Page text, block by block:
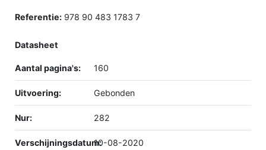
Referentie: 978 90 483 1783 7
Datasheet
Aantal pagina's: 160
Uitvoering: Gebonden
Nur: 282
Verschijningsdatum:10-08-2020